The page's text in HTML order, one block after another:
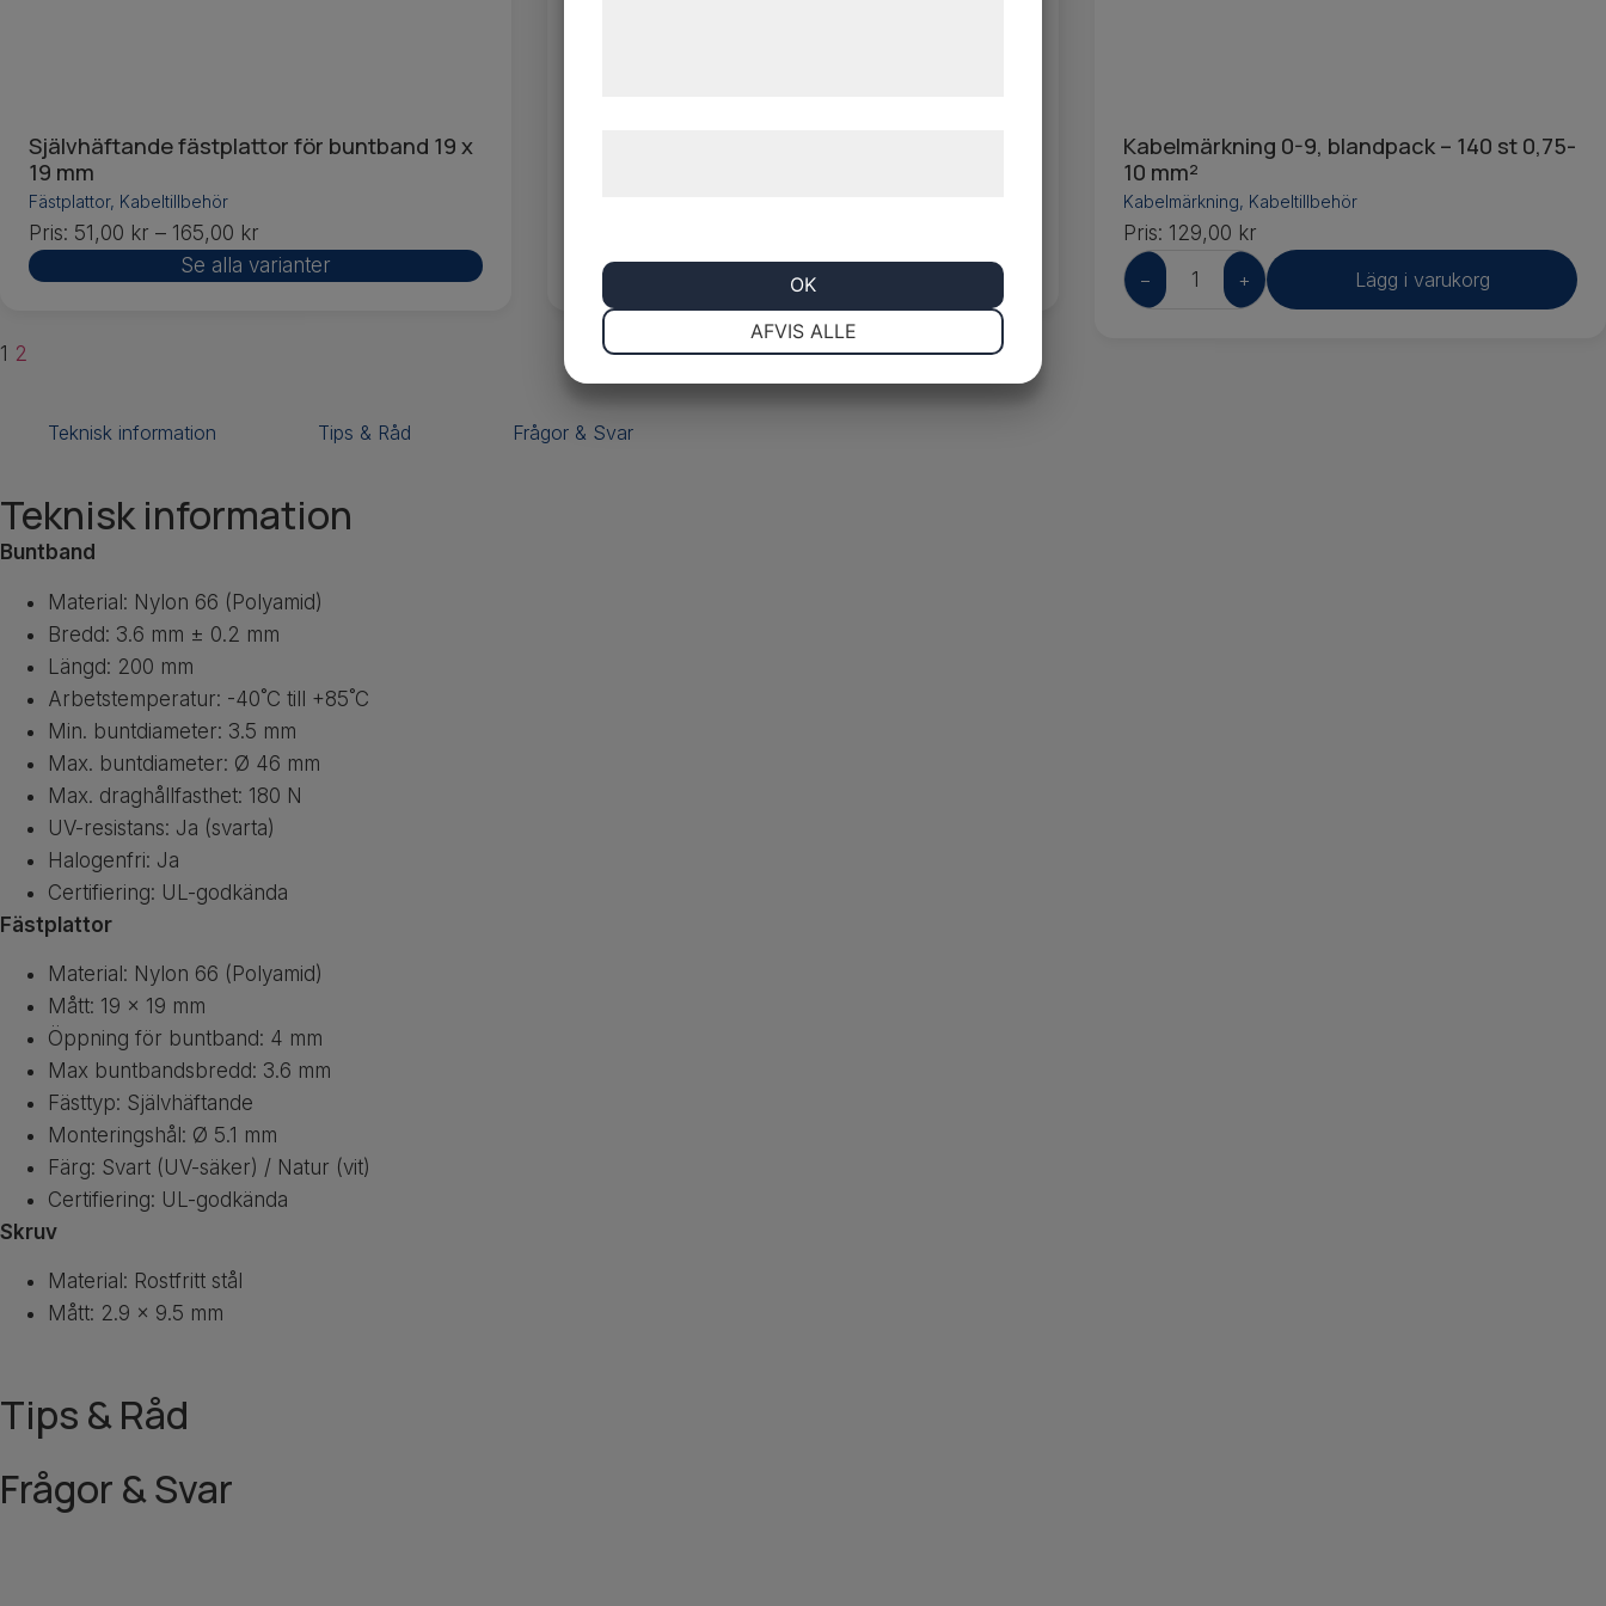
Självhäftande fästplattor för buntband 19 x
19 mm
Fästplattor, Kabeltillbehör
Pris: 51,00 kr – 165,00 kr
Se alla varianter
Se alla varianter
Kabelmärkning 0-9, blandpack – 140 st 0,75-
10 mm²
Kabelmärkning, Kabeltillbehör
Pris: 129,00 kr
−
+ Lägg i varukorg
1 2
Teknisk information Tips & Råd Frågor & Svar
Teknisk information
Buntband
Material: Nylon 66 (Polyamid)
Bredd: 3.6 mm ± 0.2 mm
Längd: 200 mm
Arbetstemperatur: -40˚C till +85˚C
Min. buntdiameter: 3.5 mm
Max. buntdiameter: Ø 46 mm
Max. draghållfasthet: 180 N
UV-resistans: Ja (svarta)
Halogenfri: Ja
Certifiering: UL-godkända
Fästplattor
Material: Nylon 66 (Polyamid)
Mått: 19 × 19 mm
Öppning för buntband: 4 mm
Max buntbandsbredd: 3.6 mm
Fästtyp: Självhäftande
Monteringshål: Ø 5.1 mm
Färg: Svart (UV-säker) / Natur (vit)
Certifiering: UL-godkända
Skruv
Material: Rostfritt stål
Mått: 2.9 × 9.5 mm
Tips & Råd
Frågor & Svar
AFVIS ALLE
OK